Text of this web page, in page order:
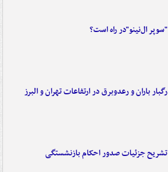
"سوپر ال‌نینو"در راه است؟
رگبار باران و رعدوبرق در ارتفاعات تهران و البرز
تشریح جزئیات صدور احکام بازنشستگی